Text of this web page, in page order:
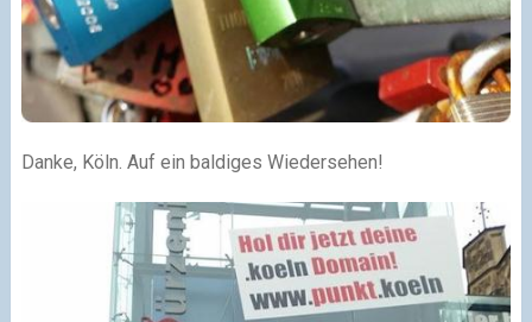
Danke, Köln. Auf ein baldiges Wiedersehen!